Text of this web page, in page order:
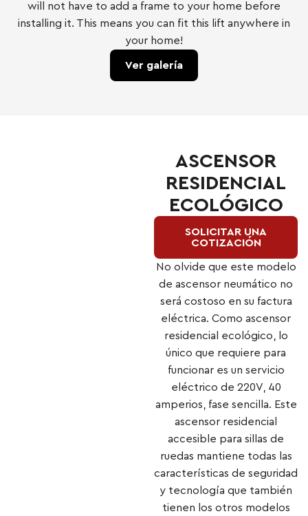
will not have to add a frame to your home before
installing it. This means you can fit this lift anywhere in
your home!
Ver galería
ASCENSOR
RESIDENCIAL
ECOLÓGICO
SOLICITAR UNA
COTIZACIÓN
No olvide que este modelo
de ascensor neumático no
será costoso en su factura
eléctrica. Como ascensor
residencial ecológico, lo
único que requiere para
funcionar es un servicio
eléctrico de 220V, 40
amperios, fase sencilla. Este
ascensor residencial
accesible para sillas de
ruedas mantiene todas las
características de seguridad
y tecnología que también
tienen los otros modelos